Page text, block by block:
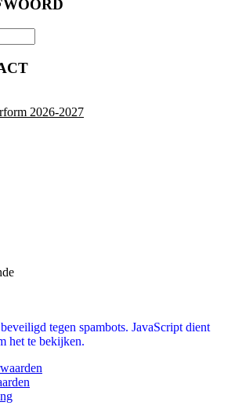
2026-2027
tegen spambots. JavaScript dient
het te bekijken.